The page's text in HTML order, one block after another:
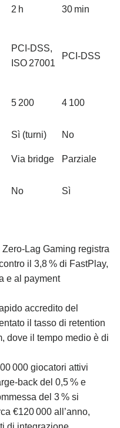
2 h 30 min
PCI‑DSS,
ISO 27001
PCI‑DSS
5 200 4 100
Sì (turni)
No
Via bridge Parziale
No Sì
Gaming registra
il 3,8 % di FastPlay,
e al payment
accredito del
il tasso di retention
dove il tempo medio è di
000 giocatori attivi
del 0,5 % e
del 3 % si
€120 000 all’anno,